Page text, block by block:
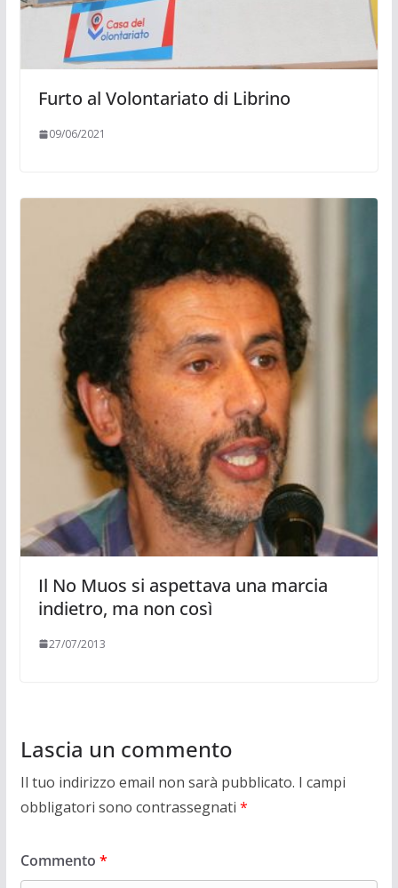
Furto al Volontariato di Librino
09/06/2021
Il No Muos si aspettava una marcia
indietro, ma non così
27/07/2013
Lascia un commento
Il tuo indirizzo email non sarà pubblicato. I campi
obbligatori sono contrassegnati *
Commento *